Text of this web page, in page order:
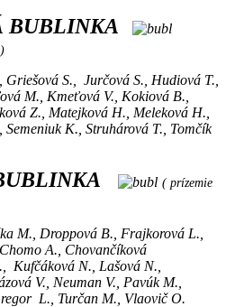
BUBLINKA
S., Jurčová S., Hudiová T.,
M., Kmeťová V., Kokiová B.,
Z., Matejková H., Meleková H.,
K., Struhárová T., Tomčík
( prízemie
M., Droppová B., Frajkorová L.,
A., Chovančíková
N., Lašová N.,
V., Neuman V., Pavúk M.,
L., Turčan M., Vlaovič O.